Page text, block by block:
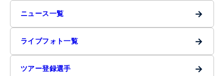
ニュース一覧 →
ライブフォト一覧 →
ツアー登録選手 →